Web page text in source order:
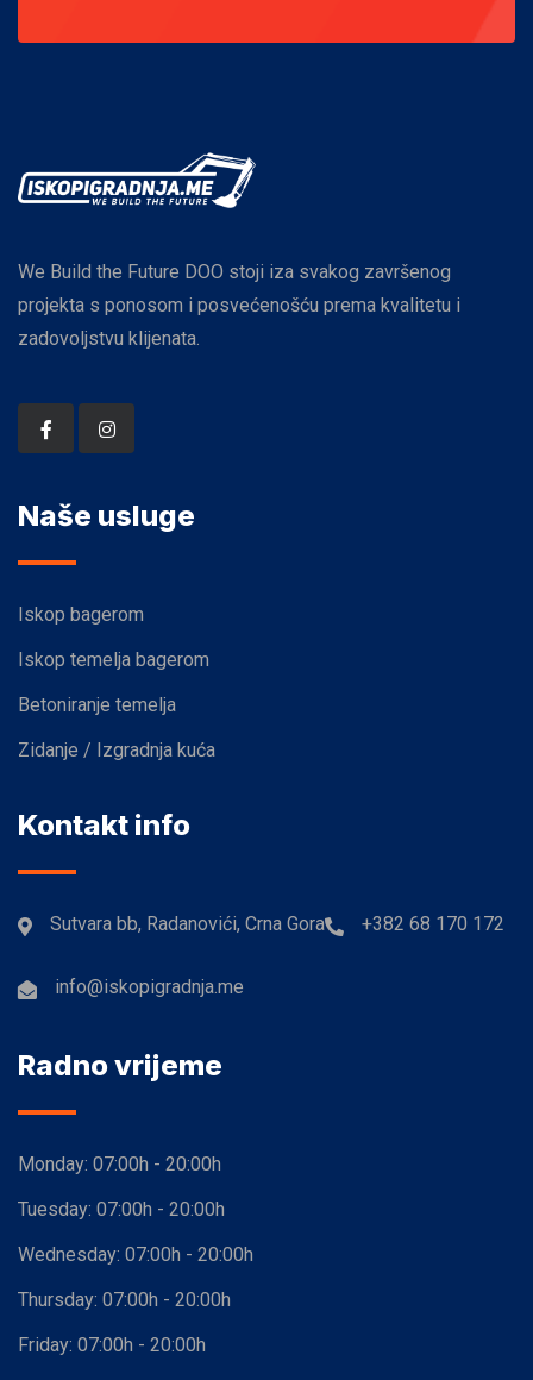
We Build the Future DOO stoji iza svakog završenog
projekta s ponosom i posvećenošću prema kvalitetu i
zadovoljstvu klijenata.
Naše usluge
Iskop bagerom
Iskop temelja bagerom
Betoniranje temelja
Zidanje / Izgradnja kuća
Kontakt info
Sutvara bb, Radanovići, Crna Gora +382 68 170 172
info@iskopigradnja.me
Radno vrijeme
Monday: 07:00h - 20:00h
Tuesday: 07:00h - 20:00h
Wednesday: 07:00h - 20:00h
Thursday: 07:00h - 20:00h
Friday: 07:00h - 20:00h